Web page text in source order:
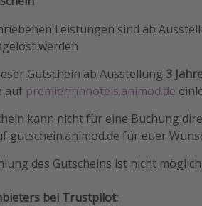
Leistungen sind ab
werden
Gutschein ab Ausstellung 3
auf premierinnhotels.animod.de
kann nicht für eine Buchung
gutschein.animod.de für euer
des Gutscheins ist nicht möglich
bei Trustpilot: